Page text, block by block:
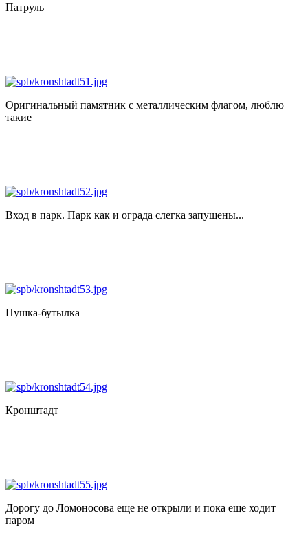
Патруль
Оригинальный памятник с металлическим флагом, люблю
такие
Вход в парк. Парк как и ограда слегка запущены...
Пушка-бутылка
Кронштадт
Дорогу до Ломоносова еще не открыли и пока еще ходит
паром